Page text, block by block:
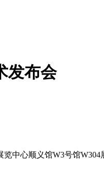
发布会
中心顺义馆W3号馆